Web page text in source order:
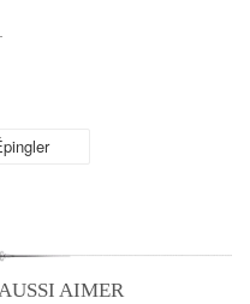
Épingler sur Pinterest
AIMER